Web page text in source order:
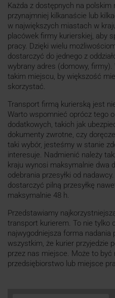
Każda z dostępnych na
przynajmniej kilkanaście lub
w największych miastach w
placówek firmy kurierskiej, aby
pracy. Dzięki wielu
dostarczyć do jednego z
wybrany adres (domowy,
takim miejscu, by większość
skorzystać.
Transport firmą kurierską jest
Warto wspomnieć oprócz tego
dodatkowych, takich jak
dokumenty zwrotne, czy
taki wybór, jesteśmy w stanie
interesuje. Nadmienić należy
kraju wynosi maksymalnie dwa
odebrania przesyłki od
dostarczyć pilną przesyłkę
maksymalnie 48 h.
Przedstawiamy
transport kurierem. To nie tylko
najwygodniejsza forma nadania
wszystkim, że kurier przyjedzie
przez nas miejsce. Może to być
przedsiębiorstwo lub miejsce